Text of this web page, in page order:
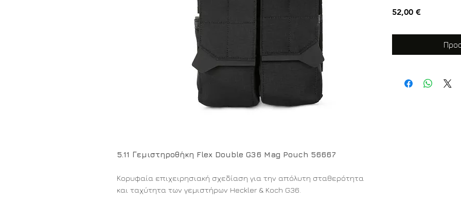
5.11 Γεμιστηροθήκη Flex Double G36 Mag Pouch 56667
Κορυφαία επιχειρησιακή σχεδίαση για την απόλυτη σταθερότητα
και ταχύτητα των γεμιστήρων Heckler & Koch G36.
52,00 €Τιμή